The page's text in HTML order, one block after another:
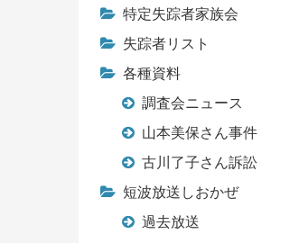
特定失踪者家族会
失踪者リスト
各種資料
調査会ニュース
山本美保さん事件
古川了子さん訴訟
短波放送しおかぜ
過去放送